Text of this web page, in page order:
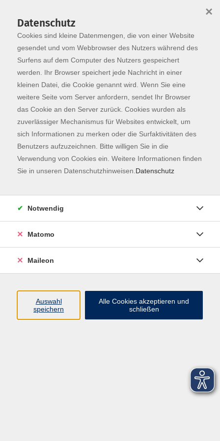
Skip to main content
You are here:
Programm
1 Kurs
Arabisch
NEU: Arabisch kompakt - ONLINE
Sa. 28.11.2026 10:00
Live Online
Datenschutz
Cookies sind kleine Datenmengen, die von einer Website
gesendet und vom Webbrowser des Nutzers während des
Surfens auf dem Computer des Nutzers gespeichert
werden. Ihr Browser speichert jede Nachricht in einer
kleinen Datei, die Cookie genannt wird. Wenn Sie eine
weitere Seite vom Server anfordern, sendet Ihr Browser
das Cookie an den Server zurück. Cookies wurden als
zuverlässiger Mechanismus für Websites entwickelt, um
sich Informationen zu merken oder die Surfaktivitäten des
Benutzers aufzuzeichnen. Bitte willigen Sie in die
Verwendung von Cookies ein. Weitere Informationen finden
Sie in unseren Datenschutzhinweisen. Datenschutz
×
Notwendig
Matomo
Maileon
Auswahl
speichern
Alle Cookies akzeptieren und
schließen